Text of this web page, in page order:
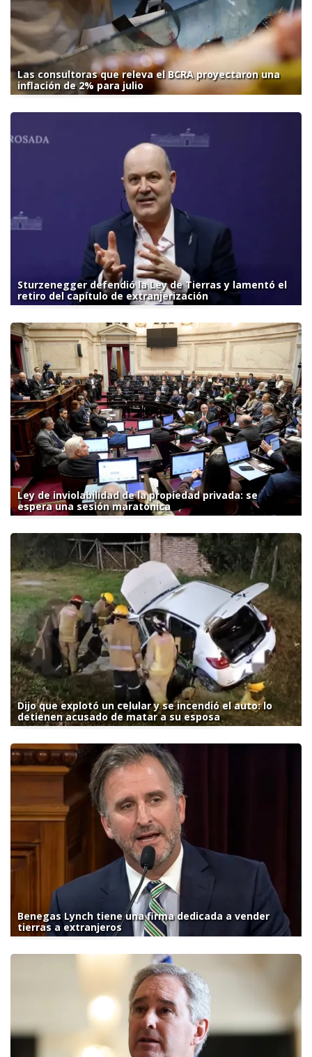
Las consultoras que releva el BCRA proyectaron una
inflación de 2% para julio
Sturzenegger defendió la Ley de Tierras y lamentó el
retiro del capítulo de extranjerización
Ley de inviolabilidad de la propiedad privada: se
espera una sesión maratónica
Dijo que explotó un celular y se incendió el auto: lo
detienen acusado de matar a su esposa
Benegas Lynch tiene una firma dedicada a vender
tierras a extranjeros